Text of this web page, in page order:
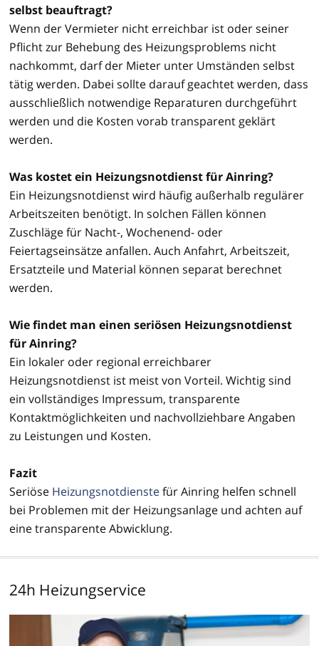
selbst beauftragt?
Wenn der Vermieter nicht erreichbar ist oder seiner
Pflicht zur Behebung des Heizungsproblems nicht
nachkommt, darf der Mieter unter Umständen selbst
tätig werden. Dabei sollte darauf geachtet werden, dass
ausschließlich notwendige Reparaturen durchgeführt
werden und die Kosten vorab transparent geklärt
werden.
Was kostet ein Heizungsnotdienst für Ainring?
Ein Heizungsnotdienst wird häufig außerhalb regulärer
Arbeitszeiten benötigt. In solchen Fällen können
Zuschläge für Nacht-, Wochenend- oder
Feiertagseinsätze anfallen. Auch Anfahrt, Arbeitszeit,
Ersatzteile und Material können separat berechnet
werden.
Wie findet man einen seriösen Heizungsnotdienst
für Ainring?
Ein lokaler oder regional erreichbarer
Heizungsnotdienst ist meist von Vorteil. Wichtig sind
ein vollständiges Impressum, transparente
Kontaktmöglichkeiten und nachvollziehbare Angaben
zu Leistungen und Kosten.
Fazit
Seriöse Heizungsnotdienstefür Ainring helfen schnell
bei Problemen mit der Heizungsanlage und achten auf
eine transparente Abwicklung.
24h Heizungservice